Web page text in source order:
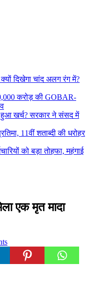
दिखेगा चांद अलग रंग में?
करोड़ की GOBAR-
हुआ खर्च? सरकार ने संसद में
11वीं शताब्दी की धरोहर
को बड़ा तोहफा, महंगाई
एक मृत मादा